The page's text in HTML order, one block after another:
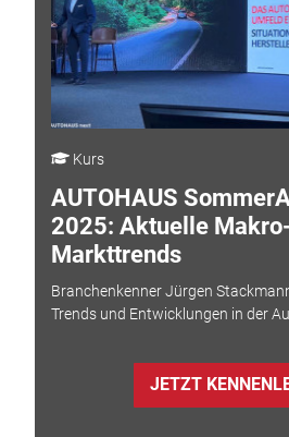
Kurs
AUTOHAUS
2025: Aktuelle
Markttrends
Branchenkenner Jürgen
Trends und Entwicklungen in der
JETZT